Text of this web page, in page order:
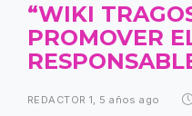
“WIKI
PROMOVER
REDACTOR 1, 5 años ago